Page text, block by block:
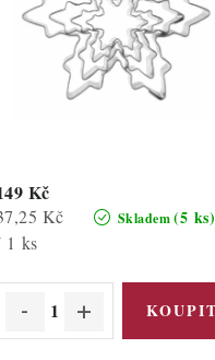
Skladem (5 ks)
Kč
Kč
1 ks